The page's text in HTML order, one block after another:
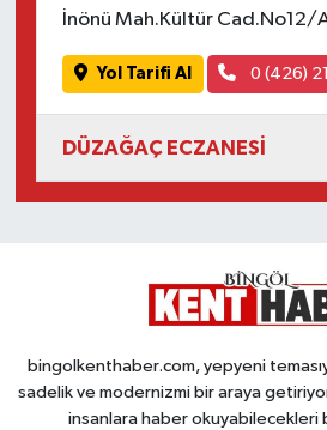
İnönü Mah.Kültür Cad.No12/
Yol Tarifi Al 0 (426)
DÜZAĞAÇ ECZANESİ
bingolkenthaber.com, yepyeni
sadelik ve modernizmi bir araya
insanlara haber okuyabilecekleri